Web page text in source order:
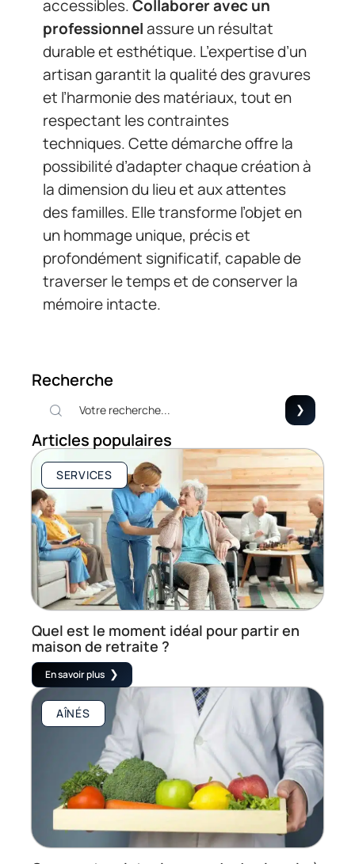
accessibles.Collaborer avec un
professionnelassure un résultat
durable et esthétique. L’expertise d’un
artisan garantit la qualité des gravures
et l’harmonie des matériaux, tout en
respectant les contraintes
techniques. Cette démarche offre la
possibilité d’adapter chaque création à
la dimension du lieu et aux attentes
des familles. Elle transforme l’objet en
un hommage unique, précis et
profondément significatif, capable de
traverser le temps et de conserver la
mémoire intacte.
Recherche
Articles populaires
SERVICES
Quel est le moment idéal pour partir en
maison de retraite ?
En savoir plus
AÎNÉS